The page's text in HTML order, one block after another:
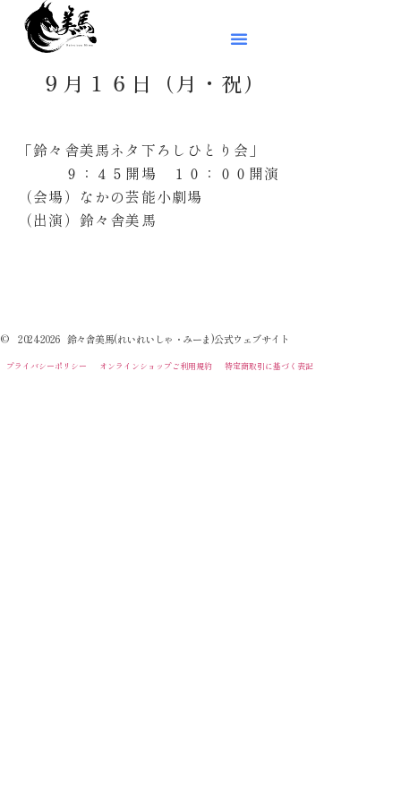
９月１６日（月・祝）
「鈴々舎美馬ネタ下ろしひとり会」
９：４５開場 １０：００開演
（会場）なかの芸能小劇場
（出演）鈴々舎美馬
© 2024-2026 鈴々舎美馬(れいれいしゃ・みーま)公式ウェブサイト
プライバシーポリシー オンラインショップご利用規約 特定商取引に基づく表記